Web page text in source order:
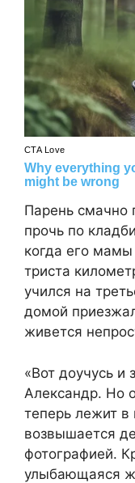
Парень смачно
прочь по
когда его мамы
триста
учился на
домой
живется
«Вот доучусь и
Александр. Но
теперь лежит в
возвышается
фотографией.
улыбающаяся